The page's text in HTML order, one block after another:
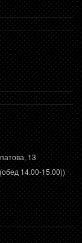
13
14.00-15.00))